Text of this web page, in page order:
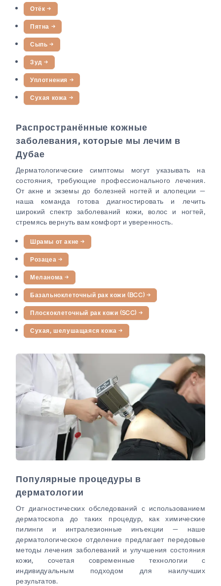
Отёк →
Пятна →
Сыпь →
Зуд →
Уплотнения →
Сухая кожа →
Распространённые кожные
заболевания, которые мы лечим в
Дубае
Дерматологические симптомы могут указывать на
состояния, требующие профессионального лечения.
От акне и экземы до болезней ногтей и алопеции —
наша команда готова диагностировать и лечить
широкий спектр заболеваний кожи, волос и ногтей,
стремясь вернуть вам комфорт и уверенность.
Шрамы от акне →
Розацеа →
Меланома →
Базальноклеточный рак кожи (BCC) →
Плоскоклеточный рак кожи (SCC) →
Сухая, шелушащаяся кожа →
Популярные процедуры в
дерматологии
От диагностических обследований с использованием
дерматоскопа до таких процедур, как химические
пилинги и интралезионные инъекции — наше
дерматологическое отделение предлагает передовые
методы лечения заболеваний и улучшения состояния
кожи, сочетая современные технологии с
индивидуальным подходом для наилучших
результатов.